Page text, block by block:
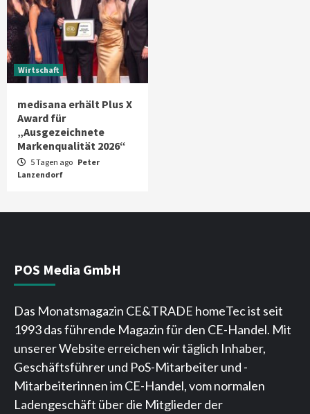
Wirtschaft
medisana erhält Plus X
Award für
„Ausgezeichnete
Markenqualität 2026“
5 Tagen ago Peter
Lanzendorf
POS Media GmbH
Das Monatsmagazin CE&TRADE homeTec ist seit
1993 das führende Magazin für den CE-Handel. Mit
unserer Website erreichen wir täglich Inhaber,
Geschäftsführer und PoS-Mitarbeiter und -
Mitarbeiterinnen im CE-Handel, vom normalen
Ladengeschäft über die Mitglieder der